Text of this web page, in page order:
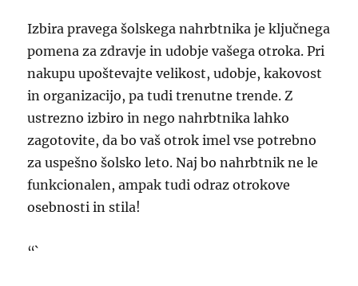
Izbira pravega šolskega nahrbtnika je ključnega
pomena za zdravje in udobje vašega otroka. Pri
nakupu upoštevajte velikost, udobje, kakovost
in organizacijo, pa tudi trenutne trende. Z
ustrezno izbiro in nego nahrbtnika lahko
zagotovite, da bo vaš otrok imel vse potrebno
za uspešno šolsko leto. Naj bo nahrbtnik ne le
funkcionalen, ampak tudi odraz otrokove
osebnosti in stila!
“`